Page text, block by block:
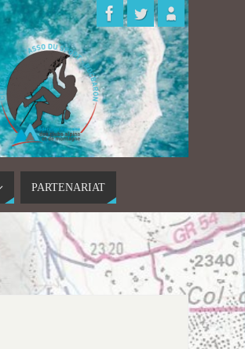
PARTENARIAT